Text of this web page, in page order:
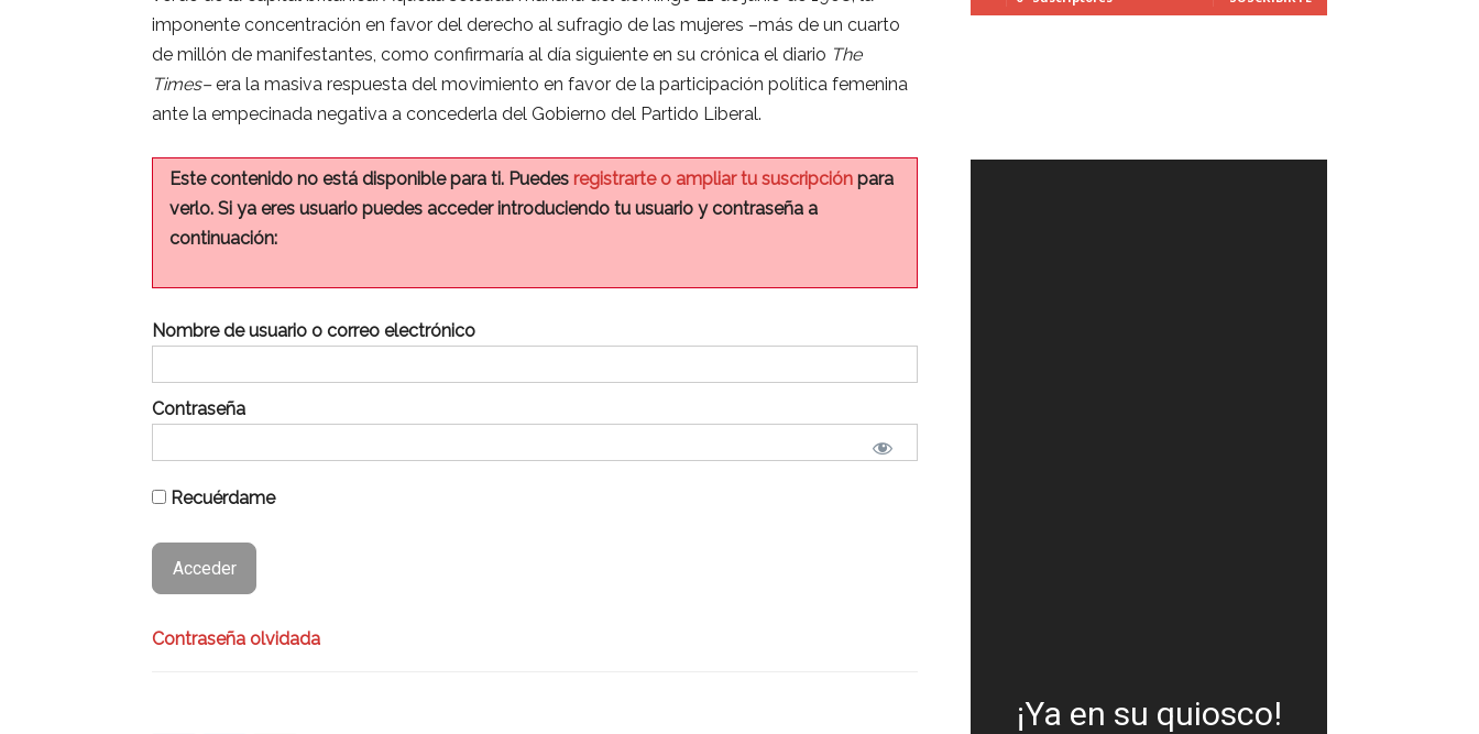
imponente concentración en favor del derecho al sufragio de las mujeres –más de un cuarto
de millón de manifestantes, como confirmaría al día siguiente en su crónica el diario The
Times–era la masiva respuesta del movimiento en favor de la participación política femenina
ante la empecinada negativa a concederla del Gobierno del Partido Liberal.
Este contenido no está disponible para ti. Puedes registrarte o ampliar tu suscripción para
verlo. Si ya eres usuario puedes acceder introduciendo tu usuario y contraseña a
continuación:
Nombre de usuario o correo electrónico
Contraseña
Recuérdame
Contraseña olvidada
¡Ya en su quiosco!